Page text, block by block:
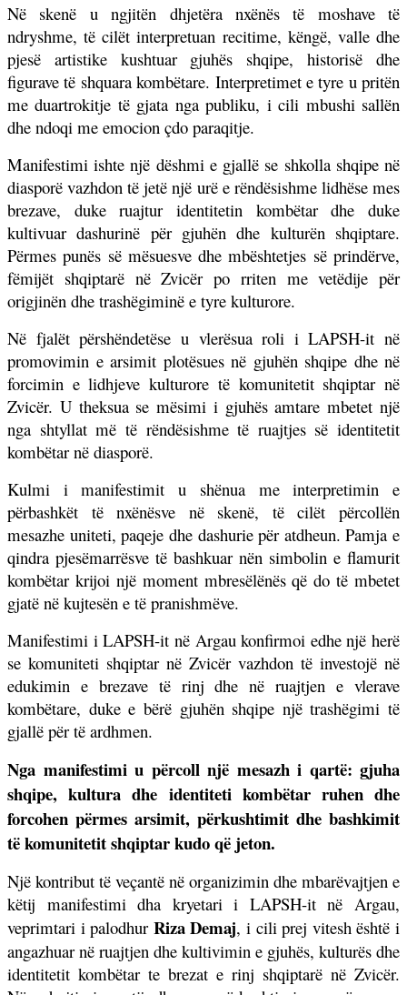
Në skenë u ngjitën dhjetëra nxënës të moshave të
ndryshme, të cilët interpretuan recitime, këngë, valle dhe
pjesë artistike kushtuar gjuhës shqipe, historisë dhe
figurave të shquara kombëtare. Interpretimet e tyre u pritën
me duartrokitje të gjata nga publiku, i cili mbushi sallën
dhe ndoqi me emocion çdo paraqitje.
Manifestimi ishte një dëshmi e gjallë se shkolla shqipe në
diasporë vazhdon të jetë një urë e rëndësishme lidhëse mes
brezave, duke ruajtur identitetin kombëtar dhe duke
kultivuar dashurinë për gjuhën dhe kulturën shqiptare.
Përmes punës së mësuesve dhe mbështetjes së prindërve,
fëmijët shqiptarë në Zvicër po rriten me vetëdije për
origjinën dhe trashëgiminë e tyre kulturore.
Në fjalët përshëndetëse u vlerësua roli i LAPSH-it në
promovimin e arsimit plotësues në gjuhën shqipe dhe në
forcimin e lidhjeve kulturore të komunitetit shqiptar në
Zvicër. U theksua se mësimi i gjuhës amtare mbetet një
nga shtyllat më të rëndësishme të ruajtjes së identitetit
kombëtar në diasporë.
Kulmi i manifestimit u shënua me interpretimin e
përbashkët të nxënësve në skenë, të cilët përcollën
mesazhe uniteti, paqeje dhe dashurie për atdheun. Pamja e
qindra pjesëmarrësve të bashkuar nën simbolin e flamurit
kombëtar krijoi një moment mbresëlënës që do të mbetet
gjatë në kujtesën e të pranishmëve.
Manifestimi i LAPSH-it në Argau konfirmoi edhe një herë
se komuniteti shqiptar në Zvicër vazhdon të investojë në
edukimin e brezave të rinj dhe në ruajtjen e vlerave
kombëtare, duke e bërë gjuhën shqipe një trashëgimi të
gjallë për të ardhmen.
Nga manifestimi u përcoll një mesazh i qartë: gjuha
shqipe, kultura dhe identiteti kombëtar ruhen dhe
forcohen përmes arsimit, përkushtimit dhe bashkimit
të komunitetit shqiptar kudo që jeton.
Një kontribut të veçantë në organizimin dhe mbarëvajtjen e
këtij manifestimi dha kryetari i LAPSH-it në Argau,
veprimtari i palodhur Riza Demaj, i cili prej vitesh është i
angazhuar në ruajtjen dhe kultivimin e gjuhës, kulturës dhe
identitetit kombëtar te brezat e rinj shqiptarë në Zvicër.